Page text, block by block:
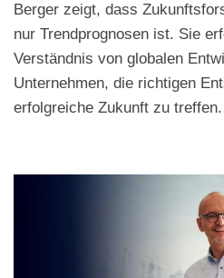
Berger zeigt, dass
nur Trendprognosen ist. Sie
Verständnis von globalen
Unternehmen, die richtigen
erfolgreiche Zukunft zu treffen.